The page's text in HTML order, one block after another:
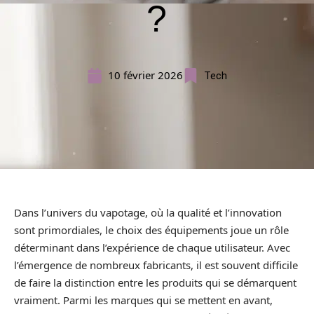
?
10 février 2026 Tech
Dans l’univers du vapotage, où la qualité et l’innovation
sont primordiales, le choix des équipements joue un rôle
déterminant dans l’expérience de chaque utilisateur. Avec
l’émergence de nombreux fabricants, il est souvent difficile
de faire la distinction entre les produits qui se démarquent
vraiment. Parmi les marques qui se mettent en avant,